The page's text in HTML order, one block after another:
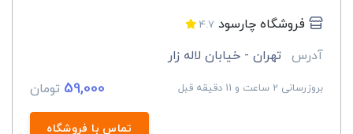
فروشگاه چارسود 4.7
آدرس تهران - خیابان لاله زار
بروزرسانی 2 ساعت و 11 دقیقه قبل 59,000 تومان
تماس با فروشگاه